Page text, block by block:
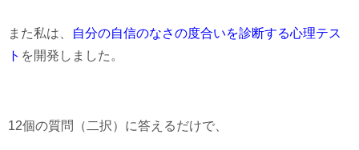
また私は、
自分の自信のなさの度合いを診断する心理テス
ト を開発しました。
12個の質問（二択）に答えるだけで、